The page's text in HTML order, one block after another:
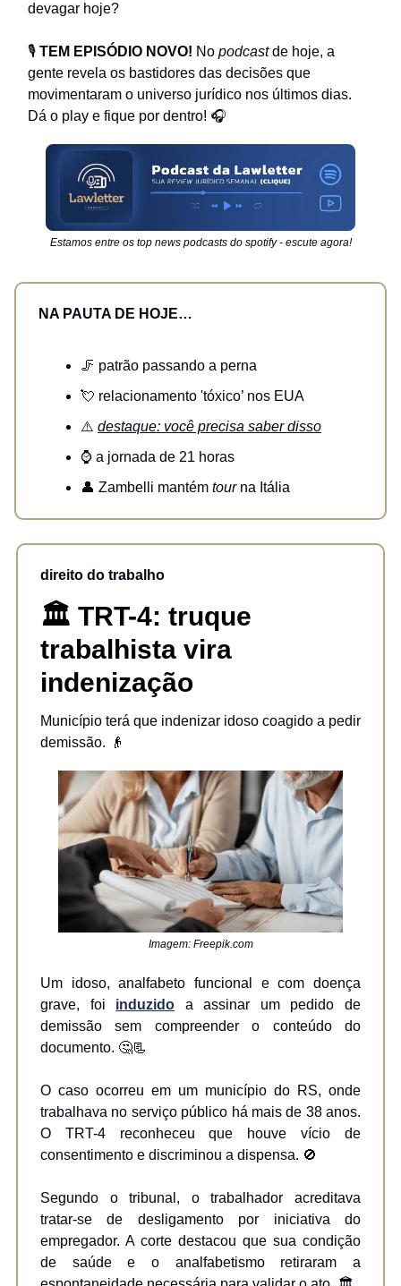
devagar hoje?
🎙 TEM EPISÓDIO NOVO! No podcastde hoje, a
gente revela os bastidores das decisões que
movimentaram o universo jurídico nos últimos dias.
Dá o play e fique por dentro! 🎧
Estamos entre os top news podcasts do spotify - escute agora!
NA PAUTA DE HOJE…
🦵 patrão passando a perna
💘 relacionamento 'tóxico’ nos EUA
⚠️ destaque: você precisa saber disso
⌚ a jornada de 21 horas
👤 Zambelli mantém tour na Itália
direito do trabalho
🏛️ TRT-4: truque
trabalhista vira
indenização
Município terá que indenizar idoso coagido a pedir
demissão. 👴
Imagem: Freepik.com
Um idoso, analfabeto funcional e com doença
grave, foi induzido a assinar um pedido de
demissão sem compreender o conteúdo do
documento. 🤔📃
O caso ocorreu em um município do RS, onde
trabalhava no serviço público há mais de 38 anos.
O TRT-4 reconheceu que houve vício de
consentimento e discriminou a dispensa. 🚫
Segundo o tribunal, o trabalhador acreditava
tratar-se de desligamento por iniciativa do
empregador. A corte destacou que sua condição
de saúde e o analfabetismo retiraram a